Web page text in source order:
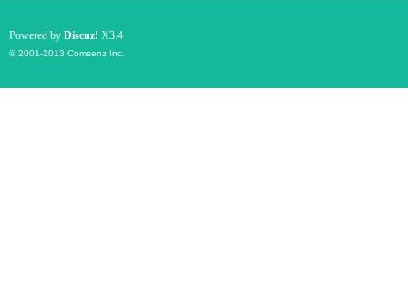
Powered by Discuz! X3.4
© 2001-2013 Comsenz Inc.